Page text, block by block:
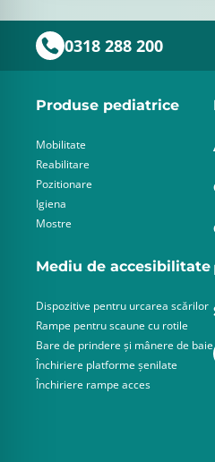
0318 288 200
Produse pediatrice
Mobilitate
Reabilitare
Pozitionare
Igiena
Mostre
Mediu de accesibilitate
Dispozitive pentru urcarea scărilor
Rampe pentru scaune cu rotile
Bare de prindere și mânere de baie
Închiriere platforme șenilate
Închiriere rampe acces